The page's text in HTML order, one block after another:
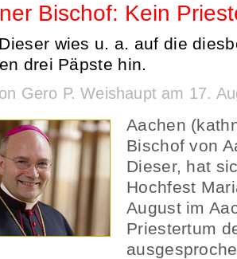
Bischof: Kein
wies u. a. auf die
drei Päpste hin.
Gero P. Weishaupt am 17.
Aachen
Bischof von
Dieser, hat
Hochfest
August im
Priestertum